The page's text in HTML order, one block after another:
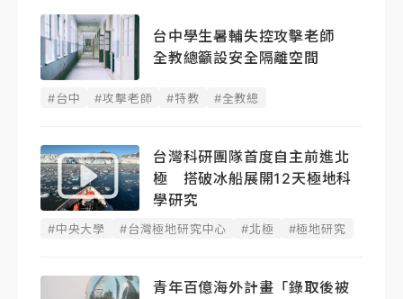
台中學生暑輔失控攻擊老師
全教總籲設安全隔離空間
#台中 #攻擊老師 #特教 #全教總
台灣科研團隊首度自主前進北
極 搭破冰船展開12天極地科
學研究
#中央大學 #台灣極地研究中心 #北極 #極地研究
青年百億海外計畫「錄取後被